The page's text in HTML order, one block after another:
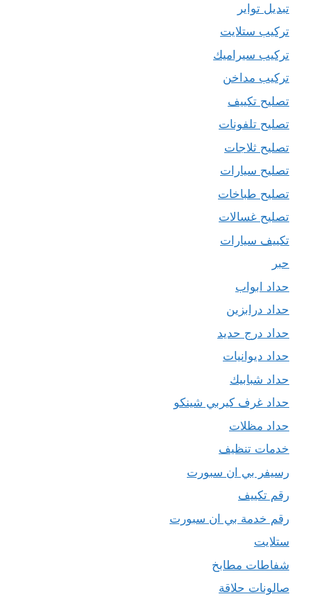
تبديل تواير
تركيب ستلايت
تركيب سيراميك
تركيب مداخن
تصليح تكييف
تصليح تلفونات
تصليح ثلاجات
تصليح سيارات
تصليح طباخات
تصليح غسالات
تكييف سيارات
حبر
حداد ابواب
حداد درابزين
حداد درج حديد
حداد ديوانيات
حداد شبابيك
حداد غرف كيربي شينكو
حداد مظلات
خدمات تنظيف
رسيفر بي ان سبورت
رقم تكييف
رقم خدمة بي ان سبورت
ستلايت
شفاطات مطابخ
صالونات حلاقة